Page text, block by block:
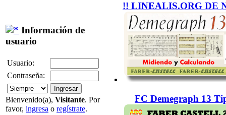
Información de
usuario
Usuario:
Contraseña:
Bienvenido(a), Visitante. Por
favor, ingresa o regístrate.
!! LINEALIS.ORG DE
FC Demegraph 13